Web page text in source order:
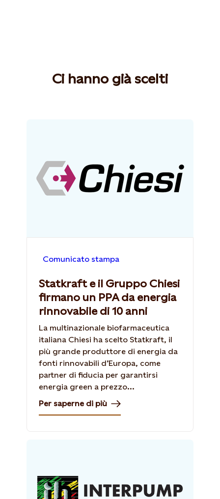
Ci hanno già scelti
Comunicato stampa
Statkraft e il Gruppo Chiesi
firmano un PPA da energia
rinnovabile di 10 anni
La multinazionale biofarmaceutica
italiana Chiesi ha scelto Statkraft, il
più grande produttore di energia da
fonti rinnovabili d’Europa, come
partner di fiducia per garantirsi
energia green a prezzo...
Per saperne di più